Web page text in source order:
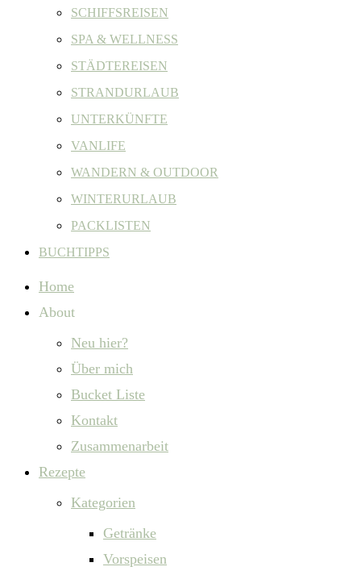
SCHIFFSREISEN
SPA & WELLNESS
STÄDTEREISEN
STRANDURLAUB
UNTERKÜNFTE
VANLIFE
WANDERN & OUTDOOR
WINTERURLAUB
PACKLISTEN
BUCHTIPPS
Home
About
Neu hier?
Über mich
Bucket Liste
Kontakt
Zusammenarbeit
Rezepte
Kategorien
Getränke
Vorspeisen